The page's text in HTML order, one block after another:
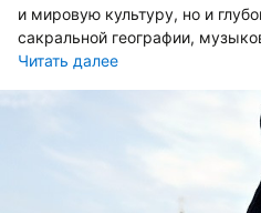
и мировую культуру, но и
сакральной географии,
Читать далее